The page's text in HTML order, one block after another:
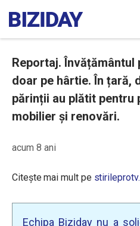
Reportaj.
doar pe hârtie. În țară,
părinții au plătit pentru
mobilier și renovări.
acum 8 ani
Citește mai mult pe
Echipa Biziday nu a